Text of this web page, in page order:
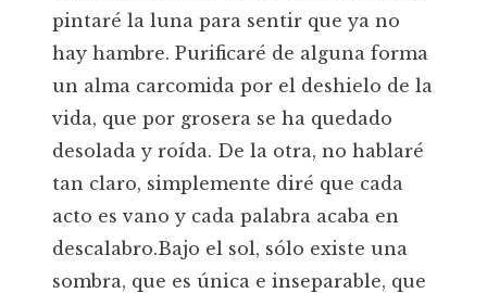
pintaré la luna para sentir que ya no
hay hambre. Purificaré de alguna forma
un alma carcomida por el deshielo de la
vida, que por grosera se ha quedado
desolada y roída. De la otra, no hablaré
tan claro, simplemente diré que cada
acto es vano y cada palabra acaba en
descalabro.Bajo el sol, sólo existe una
sombra, que es única e inseparable, que